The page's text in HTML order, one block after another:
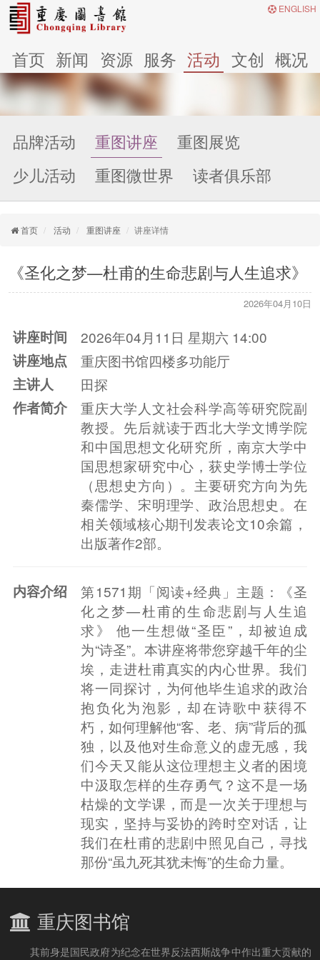
ENGLISH
首页 新闻 资源 服务 活动 文创 概况
品牌活动 重图讲座
重图展览
少儿活动
重图微世界 读者俱乐部
首页 活动 重图讲座 讲座详情
《圣化之梦—杜甫的生命悲剧与人生追求》
2026年04月10日
讲座时间
2026年04月11日 星期六 14:00
讲座地点
重庆图书馆四楼多功能厅
主讲人
田探
作者简介
重庆大学人文社会科学高等研究院副
教授。先后就读于西北大学文博学院
和中国思想文化研究所，南京大学中
国思想家研究中心，获史学博士学位
（思想史方向）。主要研究方向为先
秦儒学、宋明理学、政治思想史。在
相关领域核心期刊发表论文10余篇，
出版著作2部。
内容介绍
第1571期「阅读+经典」主题：《圣
化之梦—杜甫的生命悲剧与人生追
求》 他一生想做“圣臣”，却被迫成
为“诗圣”。本讲座将带您穿越千年的尘
埃，走进杜甫真实的内心世界。我们
将一同探讨，为何他毕生追求的政治
抱负化为泡影，却在诗歌中获得不
朽，如何理解他“客、老、病”背后的孤
独，以及他对生命意义的虚无感，我
们今天又能从这位理想主义者的困境
中汲取怎样的生存勇气？这不是一场
枯燥的文学课，而是一次关于理想与
现实，坚持与妥协的跨时空对话，让
我们在杜甫的悲剧中照见自己，寻找
那份“虽九死其犹未悔”的生命力量。
重庆图书馆
其前身是国民政府为纪念在世界反法西斯战争中作出重大贡献的